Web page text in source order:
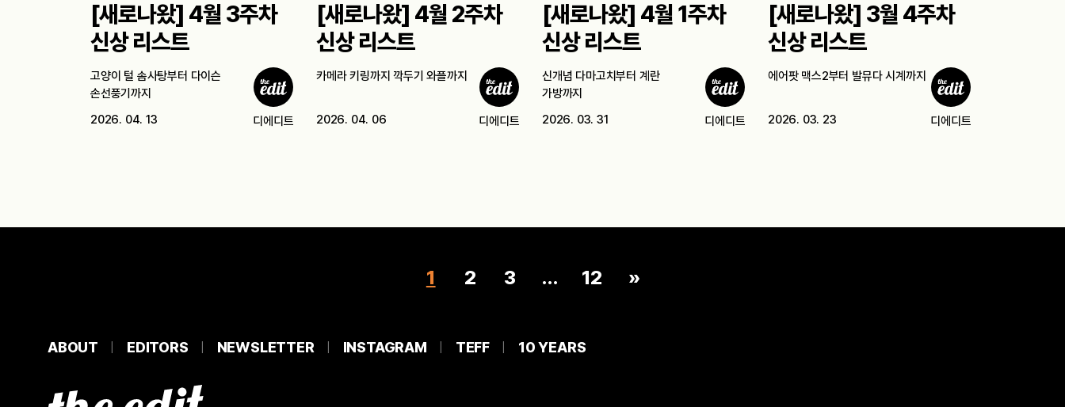
[새로나왔] 4월 3주차
신상 리스트
고양이 털 솜사탕부터 다이슨
손선풍기까지
2026. 04. 13
디에디트
[새로나왔] 4월 2주차
신상 리스트
카메라 키링까지 깍두기 와플까지
2026. 04. 06 디에디트
[새로나왔] 4월 1주차
신상 리스트
신개념 다마고치부터 계란
가방까지
2026. 03. 31
디에디트
[새로나왔] 3월 4주차
신상 리스트
에어팟 맥스2부터 발뮤다 시계까지
2026. 03. 23 디에디트
1 2 3 … 12 »
ABOUT EDITORS NEWSLETTER INSTAGRAM TEFF 10 YEARS